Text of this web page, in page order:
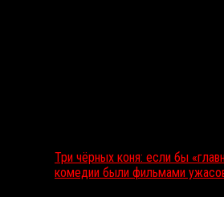
Три чёрных коня: если бы
комедии были фильмами